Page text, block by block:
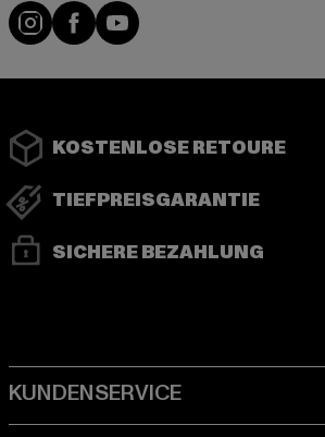
Instagram
FacebookYouTube
KOSTENLOSE RETOURE
TIEFPREISGARANTIE
SICHERE BEZAHLUNG